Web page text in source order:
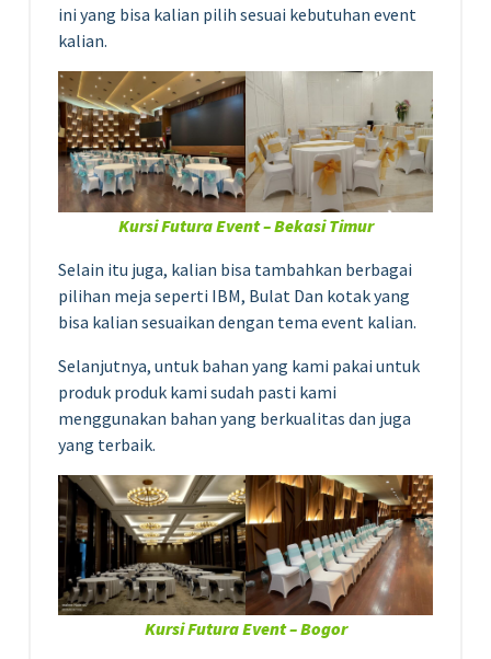
ini yang bisa kalian pilih sesuai kebutuhan event
kalian.
Kursi Futura Event – Bekasi Timur
Selain itu juga, kalian bisa tambahkan berbagai
pilihan meja seperti IBM, Bulat Dan kotak yang
bisa kalian sesuaikan dengan tema event kalian.
Selanjutnya, untuk bahan yang kami pakai untuk
produk produk kami sudah pasti kami
menggunakan bahan yang berkualitas dan juga
yang terbaik.
Kursi Futura Event – Bogor